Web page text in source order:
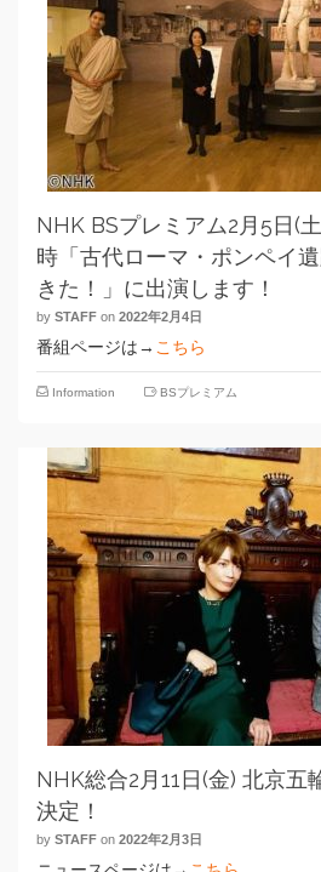
NHK BSプレミアム2月5日(
時「古代ローマ・ポンペイ
きた！」に出演します！
by STAFF on 2022年2月4日
番組ページは→ こちら
Information BSプレミアム
NHK総合2月11日(金) 北京五
決定！
by STAFF on 2022年2月3日